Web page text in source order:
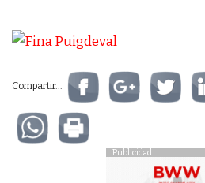
Compartir...
Publicidad